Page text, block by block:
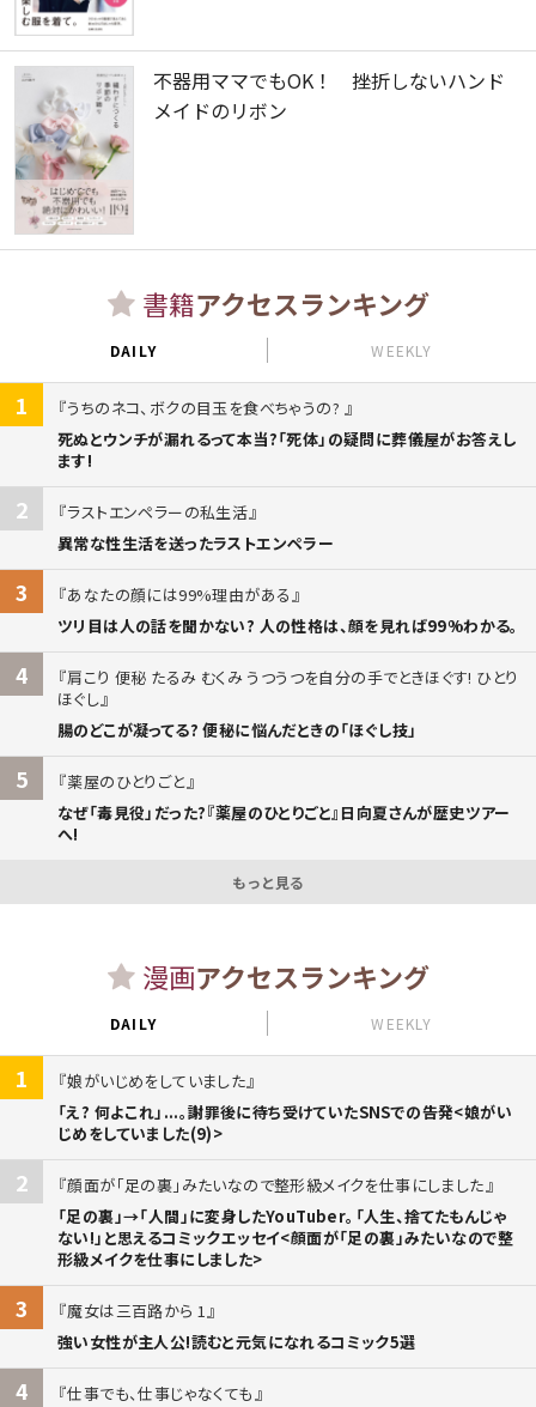
不器用ママでもOK！ 挫折しないハンド
メイドのリボン
書籍アクセスランキング
DAILY WEEKLY
1
うちのネコ、ボクの目玉を食べちゃうの?
死ぬとウンチが漏れるって本当?「死体」の疑問に葬儀屋がお答えし
ます!
2
ラストエンペラーの私生活
異常な性生活を送ったラストエンペラー
3
あなたの顔には99%理由がある
ツリ目は人の話を聞かない? 人の性格は、顔を見れば99%わかる。
4
肩こり 便秘 たるみ むくみ うつうつを自分の手でときほぐす! ひとり
ほぐし
腸のどこが凝ってる? 便秘に悩んだときの「ほぐし技」
5
薬屋のひとりごと
なぜ「毒見役」だった?『薬屋のひとりごと』日向夏さんが歴史ツアー
へ!
もっと見る
漫画アクセスランキング
DAILY WEEKLY
1
娘がいじめをしていました
「え? 何よこれ」...。謝罪後に待ち受けていたSNSでの告発<娘がい
じめをしていました(9)>
2
顔面が「足の裏」みたいなので整形級メイクを仕事にしました
「足の裏」→「人間」に変身したYouTuber。「人生、捨てたもんじゃ
ない!」と思えるコミックエッセイ<顔面が「足の裏」みたいなので整
形級メイクを仕事にしました>
3
魔女は三百路から 1
強い女性が主人公!読むと元気になれるコミック5選
4
仕事でも、仕事じゃなくても